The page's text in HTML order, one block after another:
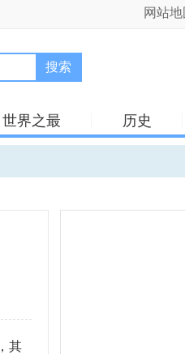
网站地
搜索
世界之最 历史
其